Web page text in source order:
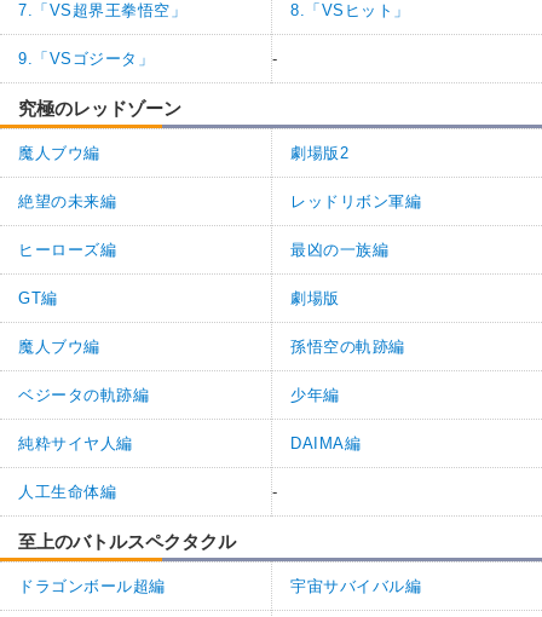
7.「VS超界王拳悟空」 8.「VSヒット」
9.「VSゴジータ」 -
究極のレッドゾーン
魔人ブウ編 劇場版2
絶望の未来編 レッドリボン軍編
ヒーローズ編 最凶の一族編
GT編 劇場版
魔人ブウ編 孫悟空の軌跡編
ベジータの軌跡編 少年編
純粋サイヤ人編 DAIMA編
人工生命体編 -
至上のバトルスペクタクル
ドラゴンボール超編 宇宙サバイバル編